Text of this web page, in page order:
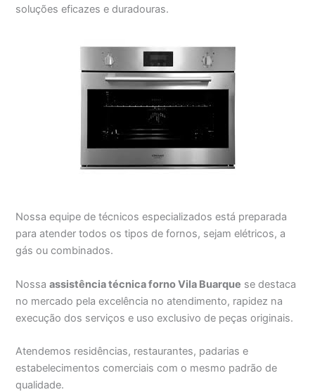
soluções eficazes e duradouras.
Nossa equipe de técnicos especializados está preparada
para atender todos os tipos de fornos, sejam elétricos, a
gás ou combinados.
Nossaassistência técnica forno Vila Buarque se destaca
no mercado pela excelência no atendimento, rapidez na
execução dos serviços e uso exclusivo de peças originais.
Atendemos residências, restaurantes, padarias e
estabelecimentos comerciais com o mesmo padrão de
qualidade.